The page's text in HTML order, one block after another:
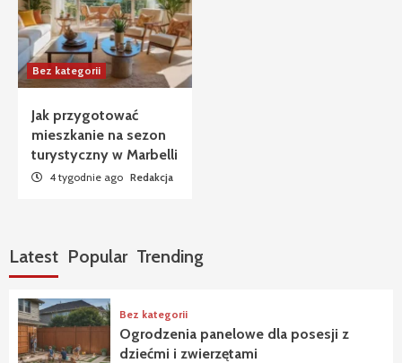
Bez kategorii
Jak przygotować
mieszkanie na sezon
turystyczny w Marbelli
4 tygodnie ago Redakcja
Latest Popular Trending
Bez kategorii
Ogrodzenia panelowe dla posesji z
dziećmi i zwierzętami